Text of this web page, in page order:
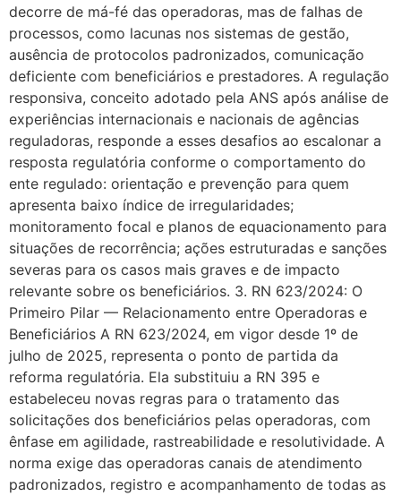
decorre de má-fé das operadoras, mas de falhas de
processos, como lacunas nos sistemas de gestão,
ausência de protocolos padronizados, comunicação
deficiente com beneficiários e prestadores. A regulação
responsiva, conceito adotado pela ANS após análise de
experiências internacionais e nacionais de agências
reguladoras, responde a esses desafios ao escalonar a
resposta regulatória conforme o comportamento do
ente regulado: orientação e prevenção para quem
apresenta baixo índice de irregularidades;
monitoramento focal e planos de equacionamento para
situações de recorrência; ações estruturadas e sanções
severas para os casos mais graves e de impacto
relevante sobre os beneficiários. 3. RN 623/2024: O
Primeiro Pilar — Relacionamento entre Operadoras e
Beneficiários A RN 623/2024, em vigor desde 1º de
julho de 2025, representa o ponto de partida da
reforma regulatória. Ela substituiu a RN 395 e
estabeleceu novas regras para o tratamento das
solicitações dos beneficiários pelas operadoras, com
ênfase em agilidade, rastreabilidade e resolutividade. A
norma exige das operadoras canais de atendimento
padronizados, registro e acompanhamento de todas as